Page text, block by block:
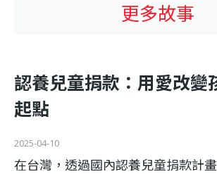
金
會
更多故事
認養兒童捐款：用愛改變
起點
2025-04-10
在台灣，透過國內認養兒童捐款計